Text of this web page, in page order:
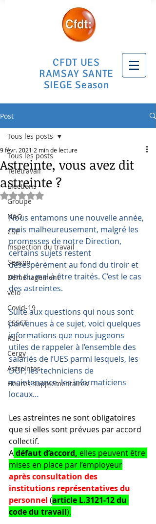
CFDT UES
RAMSAY SANTE
SIEGE Season
Post
Tous les posts
Télétravail
Elections
Groupe
NAO
CSE
Inspection du travail
Season
Déménagement
vélo
Covid-19
CSSCT
RSE
Cergy
Astreintes
Heures supplémentaires
Tous les posts
Astreinte, vous avez dit
astreinte ?
9 févr. 2021 2 min de lecture
Noté NaN étoiles sur 5.
Nous entamons une nouvelle année,
mais malheureusement, malgré les
promesses de notre Direction,
certains sujets restent
désespérément au fond du tiroir et
ont du mal à être traités. C’est le cas
des astreintes.
Suite aux questions qui nous sont
parvenues à ce sujet, voici quelques
informations que nous jugeons
utiles de rappeler à l’ensemble des
salariés de l’UES parmi lesquels, les
DOP, les techniciens de
maintenance, les informaticiens
locaux…
Les astreintes ne sont obligatoires
que si elles sont prévues par accord
collectif.
A défaut d’accord, elles peuvent être
mises en place par l’employeur
après consultation des
institutions représentatives du
personnel (article L.3121-12 du
code du travail).